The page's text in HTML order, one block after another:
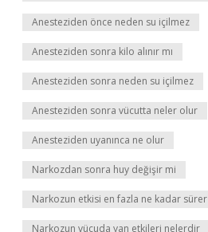
Anesteziden önce neden su içilmez
Anesteziden sonra kilo alınır mı
Anesteziden sonra neden su içilmez
Anesteziden sonra vücutta neler olur
Anesteziden uyanınca ne olur
Narkozdan sonra huy değişir mi
Narkozun etkisi en fazla ne kadar sürer
Narkozun vücuda yan etkileri nelerdir